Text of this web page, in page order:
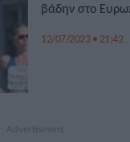
βάδην στο
12/07/2023 • 21:42